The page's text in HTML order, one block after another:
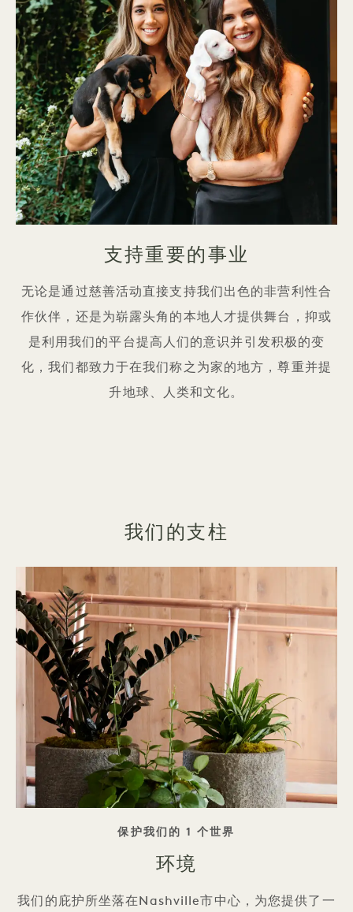
支持重要的事业
无论是通过慈善活动直接支持我们出色的非营利性合
作伙伴，还是为崭露头角的本地人才提供舞台，抑或
是利用我们的平台提高人们的意识并引发积极的变
化，我们都致力于在我们称之为家的地方，尊重并提
升地球、人类和文化。
我们的支柱
标语
保护我们的 1 个世界
环境
我们的庇护所坐落在Nashville市中心，为您提供了一